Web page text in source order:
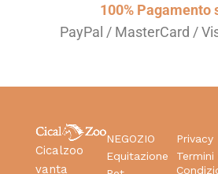
100% Pagamento
PayPal / MasterCard /
Cicalzoo
vanta
NEGOZIO
Equitazione
Privacy
Termini